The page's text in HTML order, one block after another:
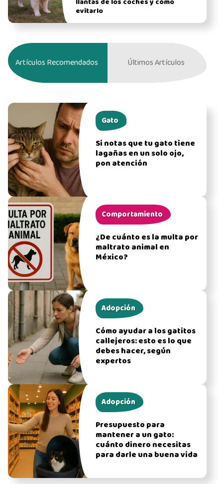
evitarlo
Artículos Recomendados Últimos Artículos
Gato
Si notas que tu gato tiene
lagañas en un solo ojo,
pon atención
Comportamiento
¿De cuánto es la multa por
maltrato animal en
México?
Adopción
Cómo ayudar a los gatitos
callejeros: esto es lo que
debes hacer, según
expertos
Adopción
Presupuesto para
mantener a un gato:
cuánto dinero necesitas
para darle una buena vida